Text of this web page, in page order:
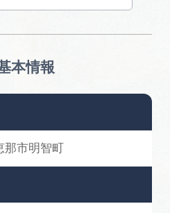
本情報
市明智町